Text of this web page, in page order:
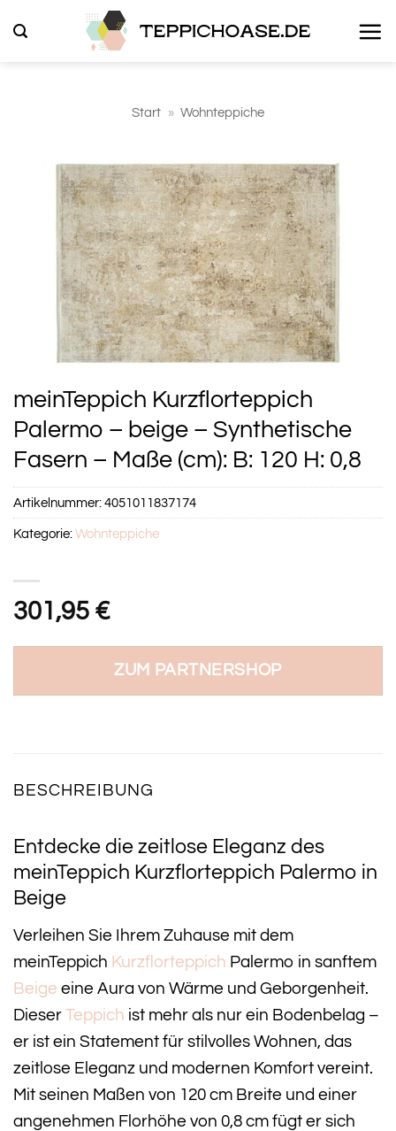
Inhalt
Start » Wohnteppiche
meinTeppich Kurzflorteppich
Palermo – beige – Synthetische
Fasern – Maße (cm): B: 120 H: 0,8
301,95 €
ZUM PARTNERSHOP
Artikelnummer:4051011837174
Kategorie:Wohnteppiche
BESCHREIBUNG
Entdecke die zeitlose Eleganz des
meinTeppich Kurzflorteppich Palermo in
Beige
Verleihen Sie Ihrem Zuhause mit dem
meinTeppich Kurzflorteppich Palermo in sanftem
Beige eine Aura von Wärme und Geborgenheit.
Dieser Teppich ist mehr als nur ein Bodenbelag –
er ist ein Statement für stilvolles Wohnen, das
zeitlose Eleganz und modernen Komfort vereint.
Mit seinen Maßen von 120 cm Breite und einer
angenehmen Florhöhe von 0,8 cm fügt er sich